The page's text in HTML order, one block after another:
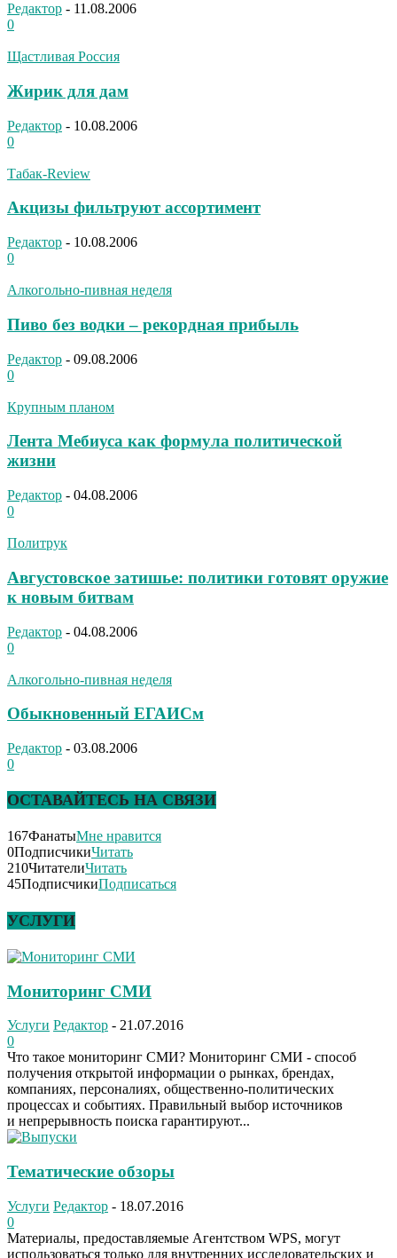
Редактор - 11.08.2006
0
Щастливая Россия
Жирик для дам
Редактор - 10.08.2006
0
Табак-Review
Акцизы фильтруют ассортимент
Редактор - 10.08.2006
0
Алкогольно-пивная неделя
Пиво без водки – рекордная прибыль
Редактор - 09.08.2006
0
Крупным планом
Лента Мебиуса как формула политической
жизни
Редактор - 04.08.2006
0
Политрук
Августовское затишье: политики готовят оружие
к новым битвам
Редактор - 04.08.2006
0
Алкогольно-пивная неделя
Обыкновенный ЕГАИСм
Редактор - 03.08.2006
0
ОСТАВАЙТЕСЬ НА СВЯЗИ
167ФанатыМне нравится
0ПодписчикиЧитать
210ЧитателиЧитать
45ПодписчикиПодписаться
УСЛУГИ
Мониторинг СМИ
Услуги Редактор - 21.07.2016
0
Что такое мониторинг СМИ? Мониторинг СМИ - способ
получения открытой информации о рынках, брендах,
компаниях, персоналиях, общественно-политических
процессах и событиях. Правильный выбор источников
и непрерывность поиска гарантируют...
Тематические обзоры
Услуги Редактор - 18.07.2016
0
Материалы, предоставляемые Агентством WPS, могут
использоваться только для внутренних исследовательских и